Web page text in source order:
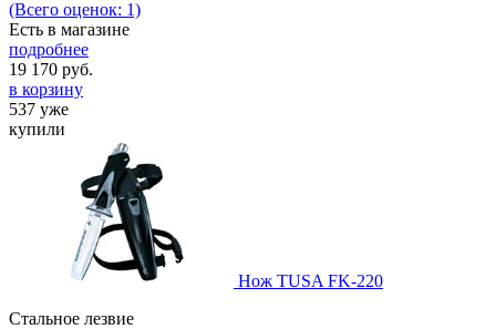
(Всего оценок: 1)
Есть в магазине
подробнее
19 170 руб.
в корзину
537 уже
купили
Нож TUSA FK-220
Стальное лезвие